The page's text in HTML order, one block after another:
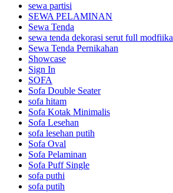
sewa partisi
SEWA PELAMINAN
Sewa Tenda
sewa tenda dekorasi serut full
Sewa Tenda Pernikahan
Showcase
Sign In
SOFA
Sofa Double Seater
sofa hitam
Sofa Kotak Minimalis
Sofa Lesehan
sofa lesehan putih
Sofa Oval
Sofa Pelaminan
Sofa Puff Single
sofa puthi
sofa putih